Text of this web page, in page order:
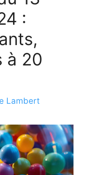
:
à 20
Lambert